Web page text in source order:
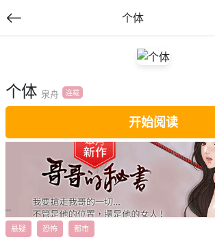
个体
个体 泉舟 连载
开始阅读
悬疑 恐怖 都市